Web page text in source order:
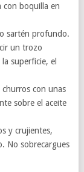
con boquilla en
sartén profundo.
un trozo
superficie, el
con unas
sobre el aceite
y crujientes,
No sobrecargues